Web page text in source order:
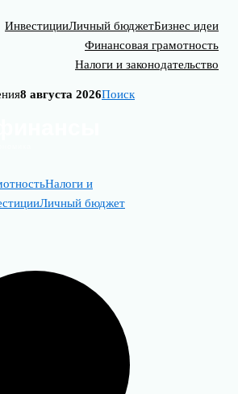
ИнвестицииЛичный бюджетБизнес идеи
Финансовая грамотность
Налоги и законодательство
8 августа 2026Поиск
Налоги и
Личный бюджет